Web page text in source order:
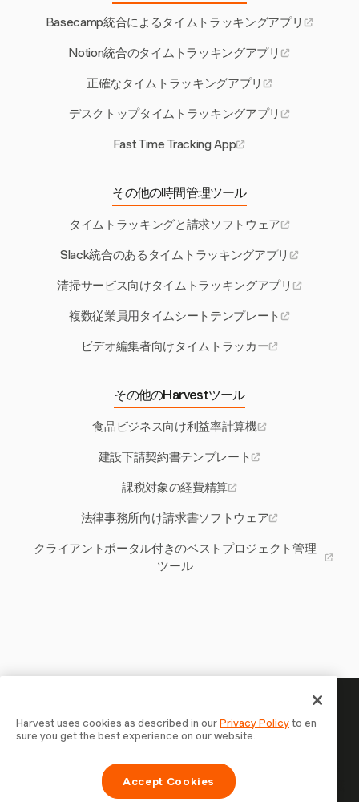
Basecamp統合によるタイムトラッキングアプリ
Notion統合のタイムトラッキングアプリ
正確なタイムトラッキングアプリ
デスクトップタイムトラッキングアプリ
Fast Time Tracking App
その他の時間管理ツール
タイムトラッキングと請求ソフトウェア
Slack統合のあるタイムトラッキングアプリ
清掃サービス向けタイムトラッキングアプリ
複数従業員用タイムシートテンプレート
ビデオ編集者向けタイムトラッカー
その他のHarvestツール
食品ビジネス向け利益率計算機
建設下請契約書テンプレート
課税対象の経費精算
法律事務所向け請求書ソフトウェア
クライアントポータル付きのベストプロジェクト管理
ツール
あなたの時間には記録する価値
がある — 今すぐ始めましょう
Harvestで時間を記録し、クライアントに請求し、より速
く支払いを受ける70,000以上の企業に参加しましょう。無
Harvest uses cookies as described in ourPrivacy Policyto en
sure you get the best experience on our website.
Accept Cookies